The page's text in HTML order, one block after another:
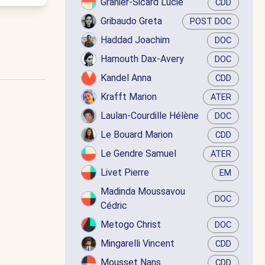
Granier-Sicard Lucie CDD
Gribaudo Greta POST DOC
Haddad Joachim DOC
Hamouth Dax-Avery DOC
Kandel Anna CDD
Krafft Marion ATER
Laulan-Courdille Hélène DOC
Le Bouard Marion CDD
Le Gendre Samuel ATER
Livet Pierre EM
Madinda Moussavou
Cédric
DOC
Metogo Christ DOC
Mingarelli Vincent CDD
Mousset Nans